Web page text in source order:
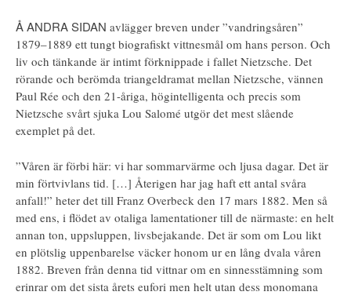
Å ANDRA SIDAN avlägger breven under ”vandringsåren”
1879–1889 ett tungt biografiskt vittnesmål om hans person. Och
liv och tänkande är intimt förknippade i fallet Nietzsche. Det
rörande och berömda triangeldramat mellan Nietzsche, vännen
Paul Rée och den 21-åriga, högintelligenta och precis som
Nietzsche svårt sjuka Lou Salomé utgör det mest slående
exemplet på det.
”Våren är förbi här: vi har sommarvärme och ljusa dagar. Det är
min förtvivlans tid. […] Återigen har jag haft ett antal svåra
anfall!” heter det till Franz Overbeck den 17 mars 1882. Men så
med ens, i flödet av otaliga lamentationer till de närmaste: en helt
annan ton, uppsluppen, livsbejakande. Det är som om Lou likt
en plötslig uppenbarelse väcker honom ur en lång dvala våren
1882. Breven från denna tid vittnar om en sinnesstämning som
erinrar om det sista årets eufori men helt utan dess monomana